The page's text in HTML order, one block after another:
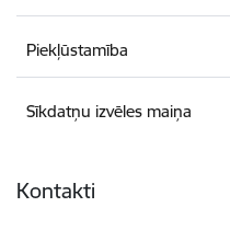
Piekļūstamība
Sīkdatņu izvēles maiņa
Kontakti